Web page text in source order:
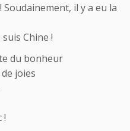
Soudainement, il y a eu la
Chine !
du bonheur
joies
!